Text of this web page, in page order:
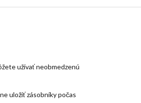
užívať neobmedzenú
uložiť zásobníky počas